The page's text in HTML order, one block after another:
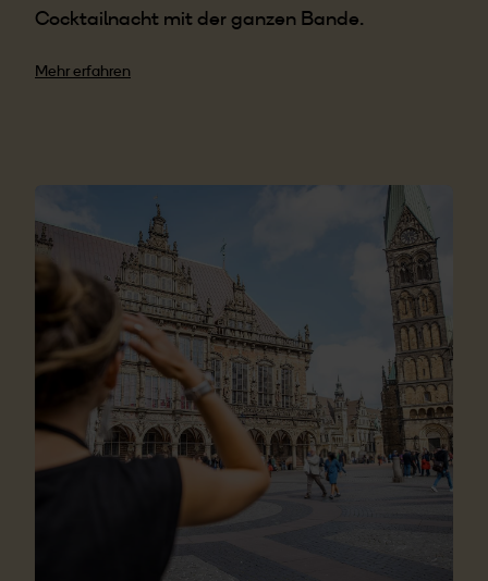
Cocktailnacht mit der ganzen Bande.
Mehr erfahren